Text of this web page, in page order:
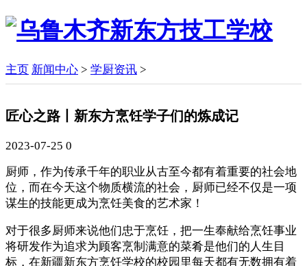
主页 新闻中心 > 学厨资讯 >
匠心之路丨新东方烹饪学子们的炼成记
2023-07-25 0
厨师，作为传承千年的职业从古至今都有着重要的社会地
位，而在今天这个物质横流的社会，厨师已经不仅是一项
谋生的技能更成为烹饪美食的艺术家！
对于很多厨师来说他们忠于烹饪，把一生奉献给烹饪事业
将研发作为追求为顾客烹制满意的菜肴是他们的人生目
标，在新疆新东方烹饪学校的校园里每天都有无数拥有着